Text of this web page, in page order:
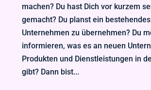
machen? Du hast Dich vor kurzem
gemacht? Du planst ein bestehendes
Unternehmen zu übernehmen? Du
informieren, was es an neuen
Produkten und Dienstleistungen in
gibt? Dann bist...